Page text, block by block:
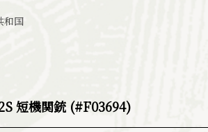
和国
短機関銃 (#F03694)